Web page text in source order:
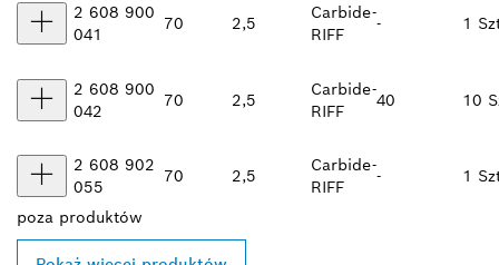
2 608 900
041
70 2,5
Carbide-
RIFF
- 1
2 608 900
042
70 2,5
Carbide-
RIFF
40 10
2 608 902
055
70 2,5
Carbide-
RIFF
- 1
poza produktów